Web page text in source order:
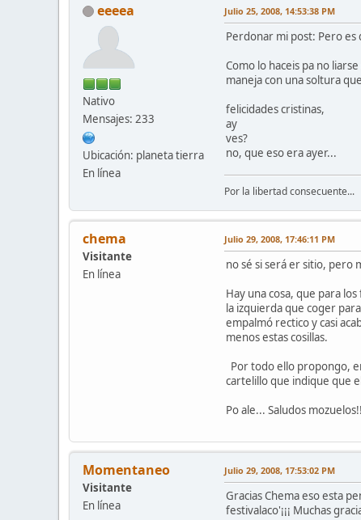
eeeea
Nativo
Mensajes: 233
Ubicación: planeta tierra
En línea
Julio 25, 2008, 14:53:38 PM
Perdonar mi post: Pero es
Como lo haceis pa no
maneja con una soltura
felicidades cristinas,
ay
ves?
no, que eso era ayer...
Por la libertad consecuente...
chema
Visitante
En línea
Julio 29, 2008, 17:46:11 PM
no sé si será er sitio, pero
Hay una cosa, que para
la izquierda que coger
empalmó rectico y casi
menos estas cosillas.
Por todo ello propongo,
cartelillo que indique que
Po ale... Saludos mozuelos!!
Momentaneo
Visitante
En línea
Julio 29, 2008, 17:53:02 PM
Gracias Chema eso esta
festivalaco'¡¡¡ Muchas